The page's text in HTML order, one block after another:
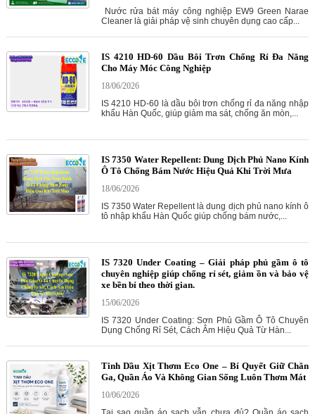
Nước rửa bát máy công nghiệp EW9 Green Narae
Cleaner là giải pháp vệ sinh chuyên dụng cao cấp...
IS 4210 HD-60 Dầu Bôi Trơn Chống Rỉ Đa Năng
Cho Máy Móc Công Nghiệp
18/06/2026
IS 4210 HD-60 là dầu bôi trơn chống rỉ đa năng nhập
khẩu Hàn Quốc, giúp giảm ma sát, chống ăn mòn,...
IS 7350 Water Repellent: Dung Dịch Phủ Nano Kính
Ô Tô Chống Bám Nước Hiệu Quả Khi Trời Mưa
18/06/2026
IS 7350 Water Repellent là dung dịch phủ nano kính ô
tô nhập khẩu Hàn Quốc giúp chống bám nước,...
IS 7320 Under Coating – Giải pháp phủ gầm ô tô
chuyên nghiệp giúp chống rỉ sét, giảm ồn và bảo vệ
xe bền bỉ theo thời gian.
15/06/2026
IS 7320 Under Coating: Sơn Phủ Gầm Ô Tô Chuyên
Dụng Chống Rỉ Sét, Cách Âm Hiệu Quả Từ Hàn...
Tinh Dầu Xịt Thơm Eco One – Bí Quyết Giữ Chăn
Ga, Quần Áo Và Không Gian Sống Luôn Thơm Mát
10/06/2026